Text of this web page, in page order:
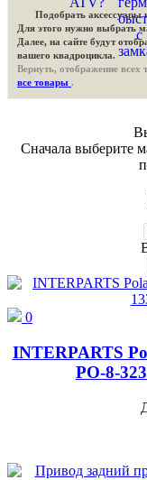
Подобрать аксессуары
Для этого нужно выбрать
Далее, на сайте будут
вашего квадроцикла.
Вернуть, отображение всех
все товары .
Сначала выберите
0
INTERPARTS
PO-8-